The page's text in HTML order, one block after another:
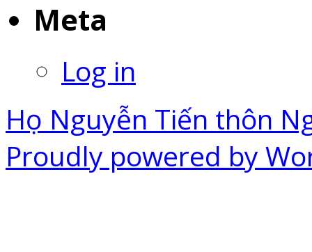
Meta
Log in
Họ Nguyễn Tiến thôn
Proudly powered by